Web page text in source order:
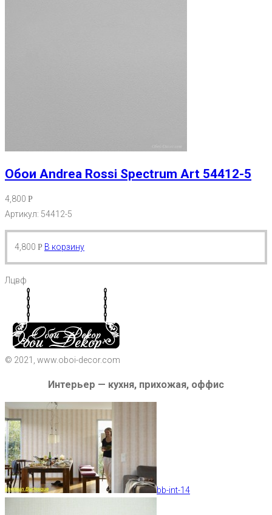
Обои Andrea Rossi Spectrum Art 54412-5
4,800 Р
Артикул: 54412-5
4,800 Р В корзину
Лцвф
© 2021, www.oboi-decor.com
Интерьер — кухня, прихожая, оффис
bb-int-14